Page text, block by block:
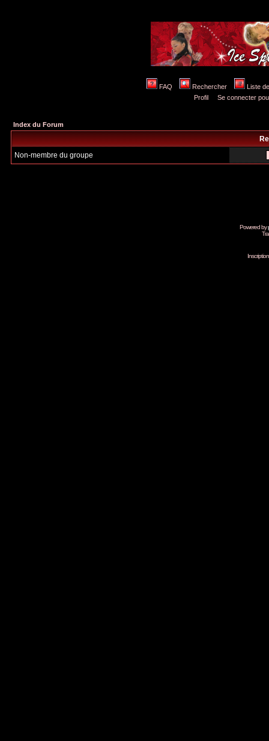
FAQ Rechercher
Liste
Profil
Se connecter
Index du Forum
Non-membre du groupe
Powered by